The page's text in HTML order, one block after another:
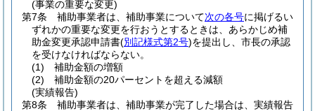
(事業の重要な変更)
第7条
補助事業者は、補助事業について次の各号に掲げるい
ずれかの重要な変更を行おうとするときは、あらかじめ補
助金変更承認申請書(別記様式第2号)を提出し、市長の承認
を受けなければならない。
(1)
補助金額の増額
(2)
補助金額の20パーセントを超える減額
(実績報告)
第8条
補助事業者は、補助事業が完了した場合は、実績報告